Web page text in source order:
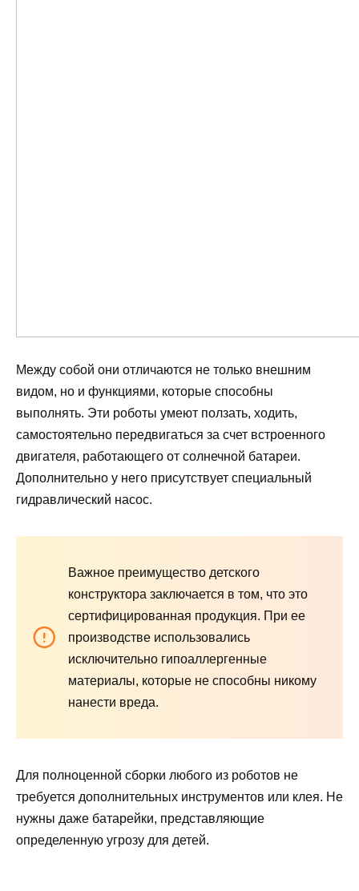
Между собой они отличаются не только внешним
видом, но и функциями, которые способны
выполнять. Эти роботы умеют ползать, ходить,
самостоятельно передвигаться за счет встроенного
двигателя, работающего от солнечной батареи.
Дополнительно у него присутствует специальный
гидравлический насос.
Важное преимущество детского
конструктора заключается в том, что это
сертифицированная продукция. При ее
производстве использовались
исключительно гипоаллергенные
материалы, которые не способны никому
нанести вреда.
Для полноценной сборки любого из роботов не
требуется дополнительных инструментов или клея. Не
нужны даже батарейки, представляющие
определенную угрозу для детей.